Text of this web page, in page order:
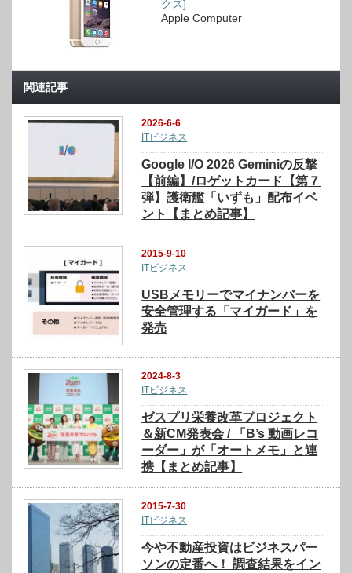
クス]
Apple Computer
関連記事
2026-6-6
ITビジネス
Google I/O 2026 Geminiの反撃
【前編】/ロゲットカード【第７
弾】護衛艦「いずも」配布イベ
ント【まとめ記事】
2015-9-10
ITビジネス
USBメモリーでマイナンバーを
安全管理する「マイガード」を
発売
2024-8-3
ITビジネス
ゼスプリ栄養改革プロジェクト
＆新CM発表会 / 「B’s 動画レコ
ーダー」が「オートメモ」と連
携【まとめ記事】
2015-7-30
ITビジネス
今や不動産投資はビジネスパー
ソンの定番へ！ 調査結果をイン